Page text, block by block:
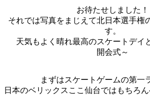
お待たせしました！
それでは写真をまじえて北日本選手権
す。
天気もよく晴れ最高のスケートデイ
開会式～
まずはスケートゲームの第一
日本のベリックスここ仙台ではもちろ